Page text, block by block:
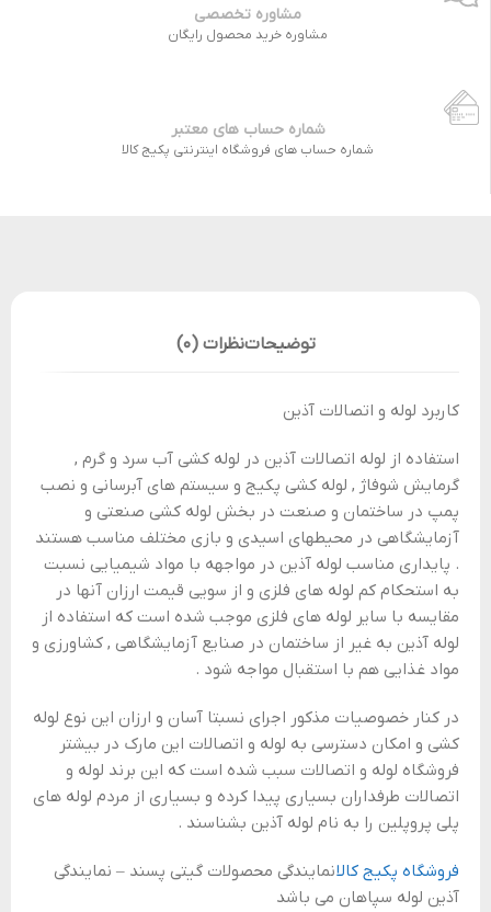
مشاوره تخصصی
مشاوره خرید محصول رایگان
شماره حساب های معتبر
شماره حساب های فروشگاه اینترنتی پکیج کالا
توضیحاتنظرات (0)
کاربرد لوله و اتصالات آذین
استفاده از لوله اتصالات آذین در لوله کشی آب سرد و گرم ,
گرمایش شوفاژ , لوله کشی پکیج و سیستم های آبرسانی و نصب
پمپ در ساختمان و صنعت در بخش لوله کشی صنعتی و
آزمایشگاهی در محیطهای اسیدی و بازی مختلف مناسب هستند
. پایداری مناسب لوله آذین در مواجهه با مواد شیمیایی نسبت
به استحکام کم لوله های فلزی و از سویی قیمت ارزان آنها در
مقایسه با سایر لوله های فلزی موجب شده است که استفاده از
لوله آذین به غیر از ساختمان در صنایع آزمایشگاهی , کشاورزی و
مواد غذایی هم با استقبال مواجه شود .
در کنار خصوصیات مذکور اجرای نسبتا آسان و ارزان این نوع لوله
کشی و امکان دسترسی به لوله و اتصالات این مارک در بیشتر
فروشگاه لوله و اتصالات سبب شده است که این برند لوله و
اتصالات طرفداران بسیاری پیدا کرده و بسیاری از مردم لوله های
پلی پروپلین را به نام لوله آذین بشناسند .
فروشگاه پکیج کالانمایندگی محصولات گیتی پسند – نمایندگی
آذین لوله سپاهان می باشد